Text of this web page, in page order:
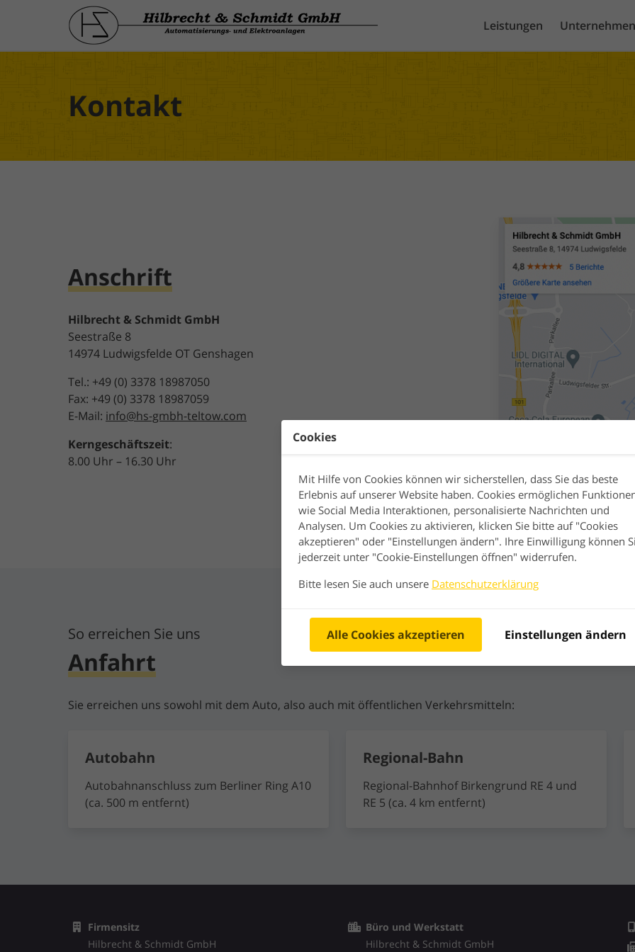
Leistungen Unternehmen
Kontakt
Anschrift
Hilbrecht & Schmidt GmbH
Seestraße 8
14974 Ludwigsfelde OT Genshagen
Tel.: +49 (0) 3378 18987050
Fax: +49 (0) 3378 18987059
E-Mail: info@hs-gmbh-teltow.com
Kerngeschäftszeit:
8.00 Uhr – 16.30 Uhr
So erreichen Sie uns
Anfahrt
Sie erreichen uns sowohl mit dem Auto, also auch mit öffentlichen Verkehrsmitteln:
Autobahn
Autobahnanschluss zum Berliner Ring A10
(ca. 500 m entfernt)
Regional-Bahn
Regional-Bahnhof Birkengrund RE 4 und
RE 5 (ca. 4 km entfernt)
Firmensitz
Hilbrecht & Schmidt GmbH
Büro und Werkstatt
Hilbrecht & Schmidt GmbH
Cookies
Mit Hilfe von Cookies können wir sicherstellen, dass Sie das beste
Erlebnis auf unserer Website haben. Cookies ermöglichen
wie Social Media Interaktionen, personalisierte Nachrichten und
Analysen. Um Cookies zu aktivieren, klicken Sie bitte auf "Cookies
akzeptieren" oder "Einstellungen ändern". Ihre Einwilligung können
jederzeit unter "Cookie-Einstellungen öffnen" widerrufen.
Bitte lesen Sie auch unsere Datenschutzerklärung
Alle Cookies akzeptieren Einstellungen ändern